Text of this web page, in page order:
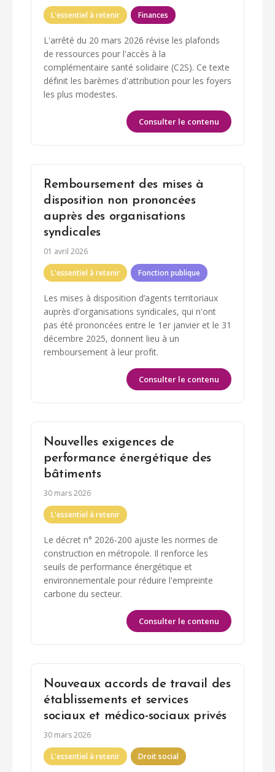
L'essentiel à retenir Finances
L'arrêté du 20 mars 2026 révise les plafonds
de ressources pour l'accès à la
complémentaire santé solidaire (C2S). Ce texte
définit les barèmes d'attribution pour les foyers
les plus modestes.
Consulter le contenu
Remboursement des mises à
disposition non prononcées
auprès des organisations
syndicales
01 avril 2026
L'essentiel à retenir Fonction publique
Les mises à disposition d’agents territoriaux
auprès d'organisations syndicales, qui n'ont
pas été prononcées entre le 1er janvier et le 31
décembre 2025, donnent lieu à un
remboursement à leur profit.
Consulter le contenu
Nouvelles exigences de
performance énergétique des
bâtiments
30 mars 2026
L'essentiel à retenir
Le décret n° 2026-200 ajuste les normes de
construction en métropole. Il renforce les
seuils de performance énergétique et
environnementale pour réduire l'empreinte
carbone du secteur.
Consulter le contenu
Nouveaux accords de travail des
établissements et services
sociaux et médico-sociaux privés
30 mars 2026
L'essentiel à retenir Droit social